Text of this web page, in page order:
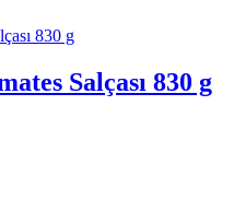
Salçası 830 g